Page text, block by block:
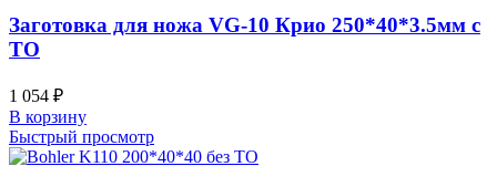
Заготовка для ножа VG-10 Крио 250*40*3.5мм с
ТО
1 054 ₽
В корзину
Быстрый просмотр